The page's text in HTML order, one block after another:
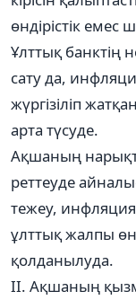
өндірістік
Ұлттық банктің
сату да,
жүргізіліп
арта түсуде.
Ақшаның
реттеуде
тежеу,
ұлттық жалпы
қолданылуда.
II. Ақшаның